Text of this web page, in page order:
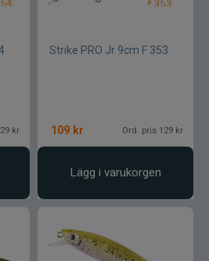
kr
Strike PRO Jr 9cm F 353
109 kr Ord. pris 129 kr
Lägg i varukorgen